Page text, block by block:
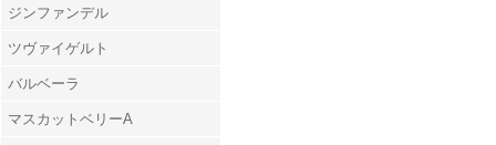
ジンファンデル
ツヴァイゲルト
バルベーラ
マスカットベリーA